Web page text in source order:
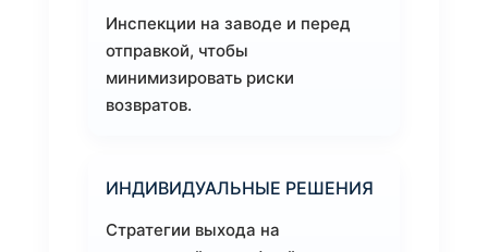
Инспекции на заводе и перед
отправкой, чтобы
минимизировать риски
возвратов.
ИНДИВИДУАЛЬНЫЕ РЕШЕНИЯ
Стратегии выхода на